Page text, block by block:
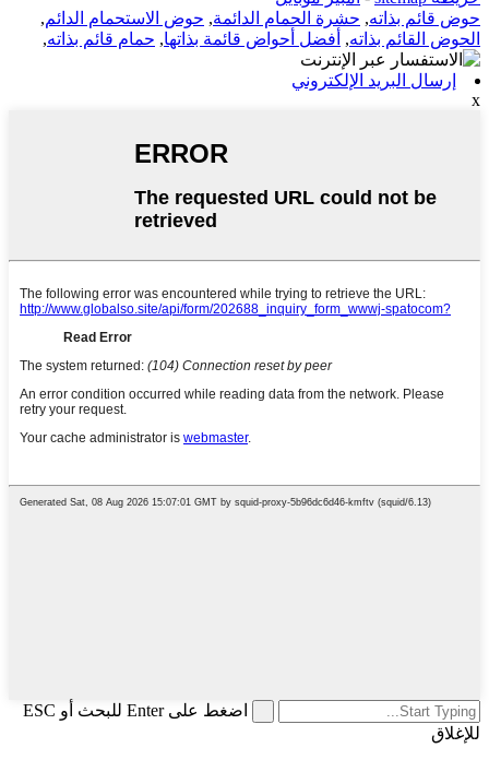
حوض قائم بذاته, حشرة الحمام الدائمة, حوض الاستحمام الدائم,
الحوض القائم بذاته, أفضل أحواض قائمة بذاتها, حمام قائم بذاته,
إرسال البريد الإلكتروني
x
اضغط على Enter للبحث أو ESC
للإغلاق